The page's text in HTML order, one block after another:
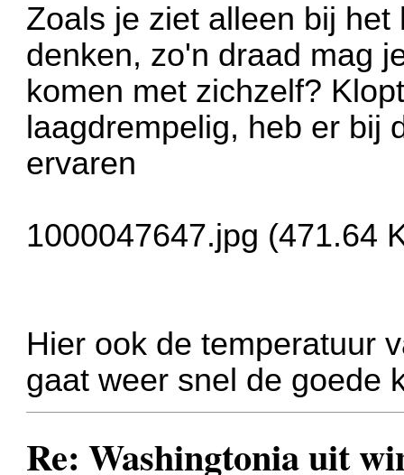
Zoals je ziet alleen bij
denken, zo'n draad mag
komen met zichzelf?
laagdrempelig, heb er bij
ervaren
1000047647.jpg (471.64
Hier ook de temperatuur
gaat weer snel de goede
Re: Washingtonia uit